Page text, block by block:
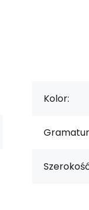
Kolor: